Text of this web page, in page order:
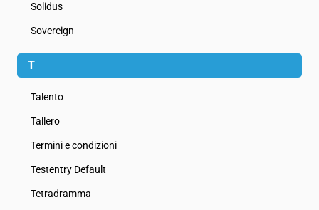
Solidus
Sovereign
T
Talento
Tallero
Termini e condizioni
Testentry Default
Tetradramma